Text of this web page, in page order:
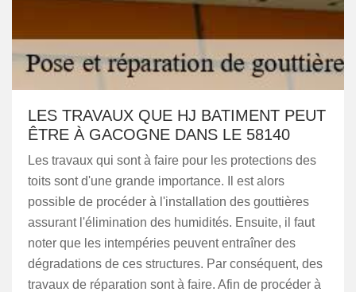
LES TRAVAUX QUE HJ BATIMENT PEUT
ÊTRE À GACOGNE DANS LE 58140
Les travaux qui sont à faire pour les protections des
toits sont d'une grande importance. Il est alors
possible de procéder à l'installation des gouttières
assurant l'élimination des humidités. Ensuite, il faut
noter que les intempéries peuvent entraîner des
dégradations de ces structures. Par conséquent, des
travaux de réparation sont à faire. Afin de procéder à